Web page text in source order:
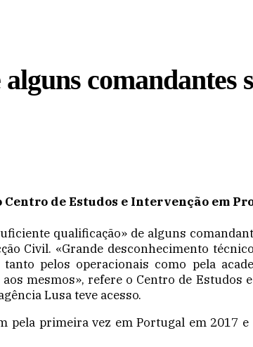
comandantes
de Estudos e Intervenção em
qualificação» de alguns
Civil. «Grande desconhecimento
pelos operacionais como pela
mesmos», refere o Centro de Estudos
Lusa teve acesso.
pela primeira vez em Portugal em 2017